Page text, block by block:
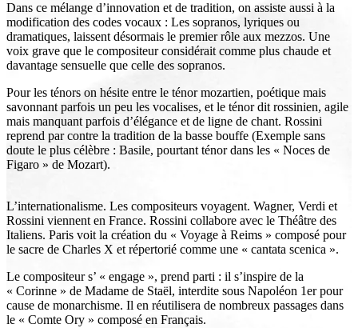
Dans ce mélange d’innovation et de tradition, on assiste aussi à la
modification des codes vocaux : Les sopranos, lyriques ou
dramatiques, laissent désormais le premier rôle aux mezzos. Une
voix grave que le compositeur considérait comme plus chaude et
davantage sensuelle que celle des sopranos.
Pour les ténors on hésite entre le ténor mozartien, poétique mais
savonnant parfois un peu les vocalises, et le ténor dit rossinien, agile
mais manquant parfois d’élégance et de ligne de chant. Rossini
reprend par contre la tradition de la basse bouffe (Exemple sans
doute le plus célèbre : Basile, pourtant ténor dans les « Noces de
Figaro » de Mozart).
L’internationalisme. Les compositeurs voyagent. Wagner, Verdi et
Rossini viennent en France. Rossini collabore avec le Théâtre des
Italiens. Paris voit la création du « Voyage à Reims » composé pour
le sacre de Charles X et répertorié comme une « cantata scenica ».
Le compositeur s’ « engage », prend parti : il s’inspire de la
« Corinne » de Madame de Staël, interdite sous Napoléon 1er pour
cause de monarchisme. Il en réutilisera de nombreux passages dans
le « Comte Ory » composé en Français.